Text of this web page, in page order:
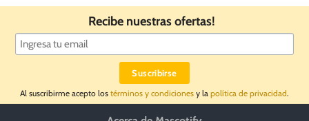
Recibe nuestras ofertas!
Al suscribirme acepto los términos y condiciones y la política de privacidad.